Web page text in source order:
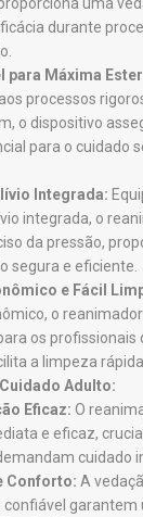
durante
para Máxima
processos
o dispositivo
para o cuidado
Integrada:
integrada, o
da pressão,
segura e eficiente.
e Fácil
o
os profissionais
a limpeza
Adulto:
Eficaz: O
e eficaz,
cuidado
Conforto: A
confiável garantem